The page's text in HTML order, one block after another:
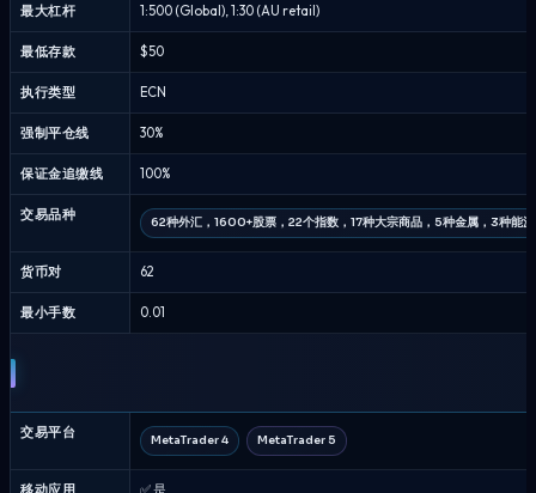
最大杠杆 1:500 (Global), 1:30 (AU retail)
最低存款 $50
执行类型 ECN
强制平仓线 30%
保证金追缴线 100%
交易品种 62种外汇，1600+股票，22个指数，17种大宗商品，5种金属，3种能
货币对 62
最小手数 0.01
交易平台 MetaTrader 4 MetaTrader 5
移动应用 ✅ 是